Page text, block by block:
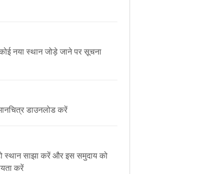
नया स्थान जोड़े जाने पर सूचना
डाउनलोड करें
स्थान साझा करें और इस समुदाय को
करें